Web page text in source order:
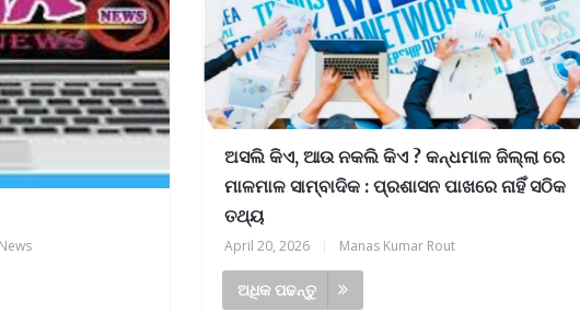
ଅସଲି କିଏ, ଆଉ ନକଲି କିଏ ? କନ୍ଧମାଳ ଜିଲ୍ଲା ରେ
ମାଳମାଳ ସାମ୍ବାଦିକ : ପ୍ରଶାସନ ପାଖରେ ନାହିଁ ସଠିକ
ତଥ୍ୟ
April 20, 2026 Manas Kumar Rout
ଅଧିକ ପଢନ୍ତୁ